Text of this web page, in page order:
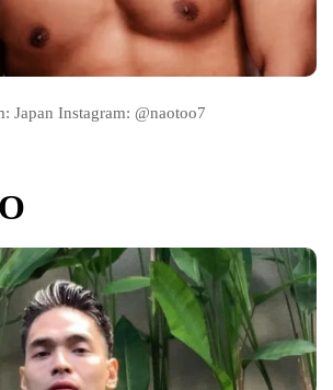
Japan Instagram: @naotoo7